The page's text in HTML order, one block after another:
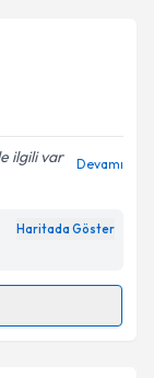
ilgili var
Devamı
Haritada Göster